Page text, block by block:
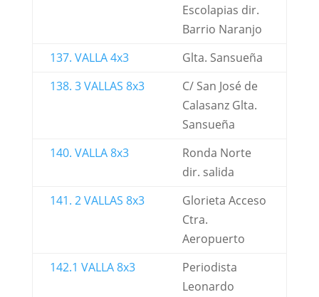
Escolapias dir.
Barrio Naranjo
137. VALLA 4x3
Glta. Sansueña
138. 3 VALLAS 8x3
C/ San José de
Calasanz Glta.
Sansueña
140. VALLA 8x3
Ronda Norte
dir. salida
141. 2 VALLAS 8x3
Glorieta Acceso
Ctra.
Aeropuerto
142.1 VALLA 8x3
Periodista
Leonardo